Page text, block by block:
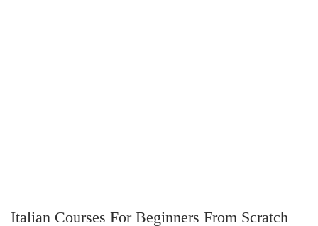
Italian Courses For Beginners From Scratch